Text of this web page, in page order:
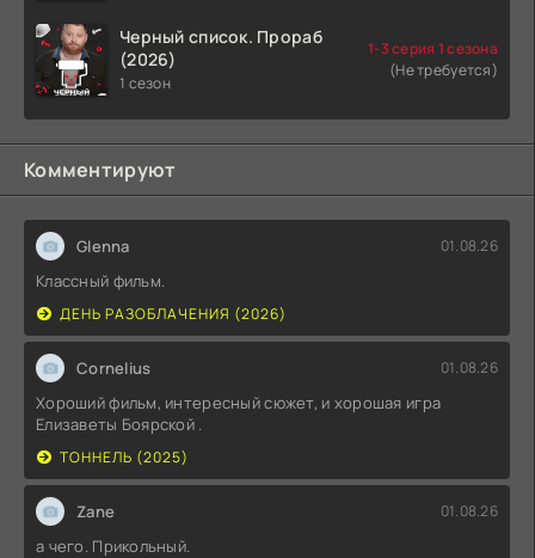
Черный список. Прораб
(2026)
1 сезон
1-3 серия 1 сезона
(Не требуется)
Комментируют
Glenna 01.08.26
Классный фильм.
ДЕНЬ РАЗОБЛАЧЕНИЯ (2026)
Cornelius 01.08.26
Хороший фильм, интересный сюжет, и хорошая игра
Елизаветы Боярской .
ТОННЕЛЬ (2025)
Zane 01.08.26
а чего. Прикольный.